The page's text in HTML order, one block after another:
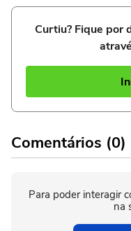
Curtiu? Fique por
Comentários (0)
Para poder interagir
na